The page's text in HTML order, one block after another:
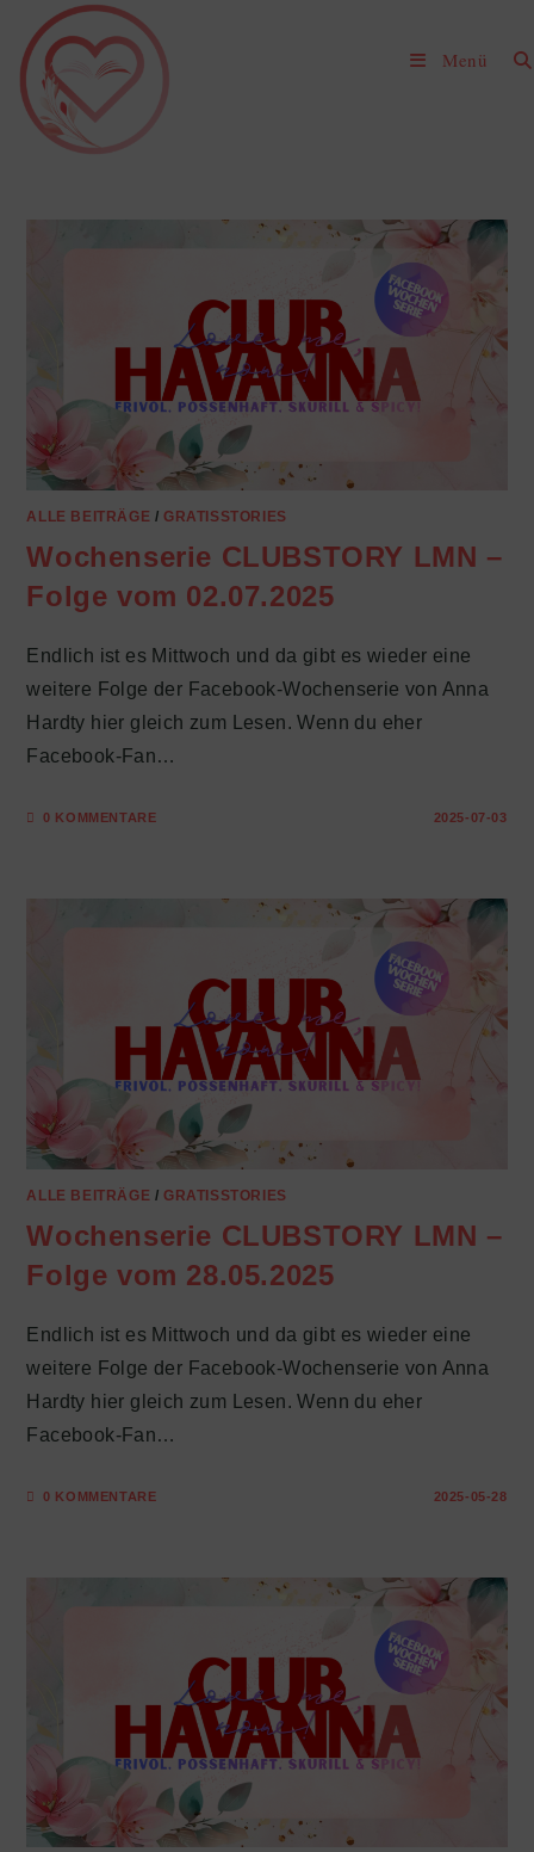
Inhalt
springen
Menü
ALLE BEITRÄGE /GRATISSTORIES
Wochenserie CLUBSTORY LMN –
Folge vom 02.07.2025
Endlich ist es Mittwoch und da gibt es wieder eine
weitere Folge der Facebook-Wochenserie von Anna
Hardty hier gleich zum Lesen. Wenn du eher
Facebook-Fan…
0 KOMMENTARE 2025-07-03
ALLE BEITRÄGE /GRATISSTORIES
Wochenserie CLUBSTORY LMN –
Folge vom 28.05.2025
Endlich ist es Mittwoch und da gibt es wieder eine
weitere Folge der Facebook-Wochenserie von Anna
Hardty hier gleich zum Lesen. Wenn du eher
Facebook-Fan…
0 KOMMENTARE 2025-05-28